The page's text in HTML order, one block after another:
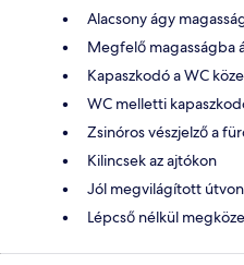
Alacsony ágy
Megfelő magasságba
Kapaszkodó a WC
WC melletti
Zsinóros vészjelző a
Kilincsek az ajtókon
Jól megvilágított
Lépcső nélkül